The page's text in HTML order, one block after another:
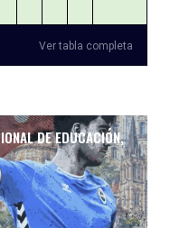
Ver tabla completa
DE EDUCACIÓN,